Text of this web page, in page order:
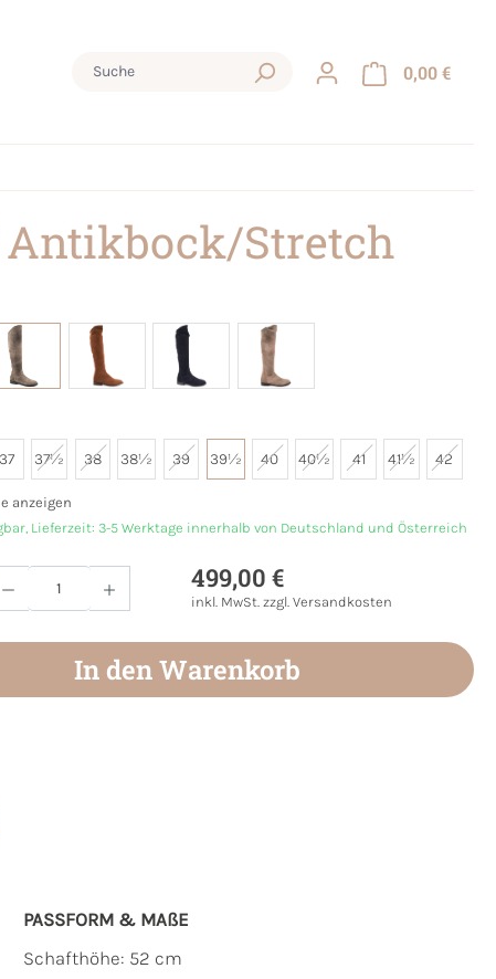
0,00 €
Antikbock/Stretch
37 37½ 38 38½ 39 39½ 40 40½ 41 41½ 42
anzeigen
Lieferzeit: 3-5 Werktage innerhalb von Deutschland und Österreich
Anzahl: Gib den gewünschten Wert ein
499,00 €
inkl. MwSt. zzgl. Versandkosten
In den Warenkorb
PASSFORM & MAẞE
Schafthöhe: 52 cm